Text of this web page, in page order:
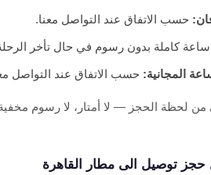
حسب الاتفاق عند التواصل معنا.
ساعة كاملة بدون رسوم في حال تأخر
المجانية: حسب الاتفاق عند التواصل
من لحظة الحجز — لا أمتار، لا رسوم
حجز توصيل الى مطار القاهرة